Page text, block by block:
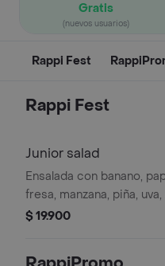
Gratis
(nuevos usuarios)
Rappi Fest
Rappi Fest
Junior salad
Ensalada con banano,
fresa, manzana, piña,
leche, queso, helado,
$ 19.900